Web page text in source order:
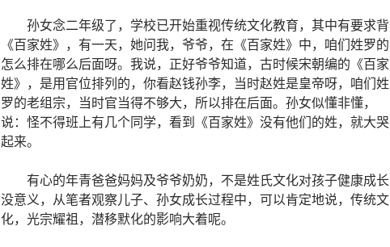
孙女念二年级了，学校已开始重视传统文化教育，其中有要求背
《百家姓》，有一天，她问我，爷爷，在《百家姓》中，咱们姓罗的
怎么排在哪么后面呀。我说，正好爷爷知道，古时候宋朝编的《百家
姓》，是用官位排列的，你看赵钱孙李，当时赵姓是皇帝呀，咱们姓
罗的老组宗，当时官当得不够大，所以排在后面。孙女似懂非懂，
说：怪不得班上有几个同学，看到《百家姓》没有他们的姓，就大哭
起来。
有心的年青爸爸妈妈及爷爷奶奶，不是姓氏文化对孩子健康成长
没意义，从笔者观察儿子、孙女成长过程中，可以肯定地说，传统文
化，光宗耀祖，潜移默化的影响大着呢。